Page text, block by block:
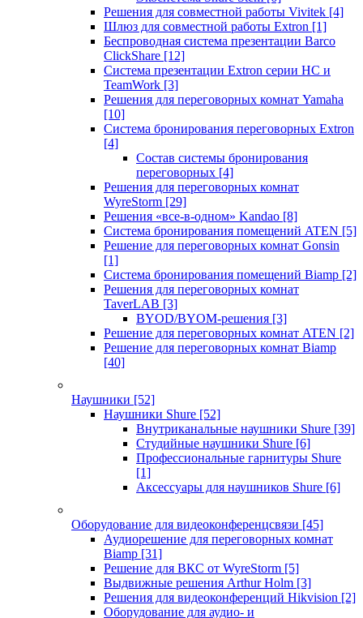
Решения для совместной работы Vivitek [4]
Шлюз для совместной работы Extron [1]
Беспроводная система презентации Barco
ClickShare [12]
Система презентации Extron серии HC и
TeamWork [3]
Решения для переговорных комнат Yamaha
[10]
Система бронирования переговорных Extron
[4]
Состав системы бронирования
переговорных [4]
Решения для переговорных комнат
WyreStorm [29]
Решения «все-в-одном» Kandao [8]
Система бронирования помещений ATEN [5]
Решение для переговорных комнат Gonsin
[1]
Система бронирования помещений Biamp [2]
Решения для переговорных комнат
TaverLAB [3]
BYOD/BYOM-решения [3]
Решение для переговорных комнат ATEN [2]
Решение для переговорных комнат Biamp
[40]
Наушники [52]
Наушники Shure [52]
Внутриканальные наушники Shure [39]
Студийные наушники Shure [6]
Профессиональные гарнитуры Shure
[1]
Аксессуары для наушников Shure [6]
Оборудование для видеоконференцсвязи [45]
Аудиорешение для переговорных комнат
Biamp [31]
Решение для ВКС от WyreStorm [5]
Выдвижные решения Arthur Holm [3]
Решения для видеоконференций Hikvision [2]
Оборудование для аудио- и